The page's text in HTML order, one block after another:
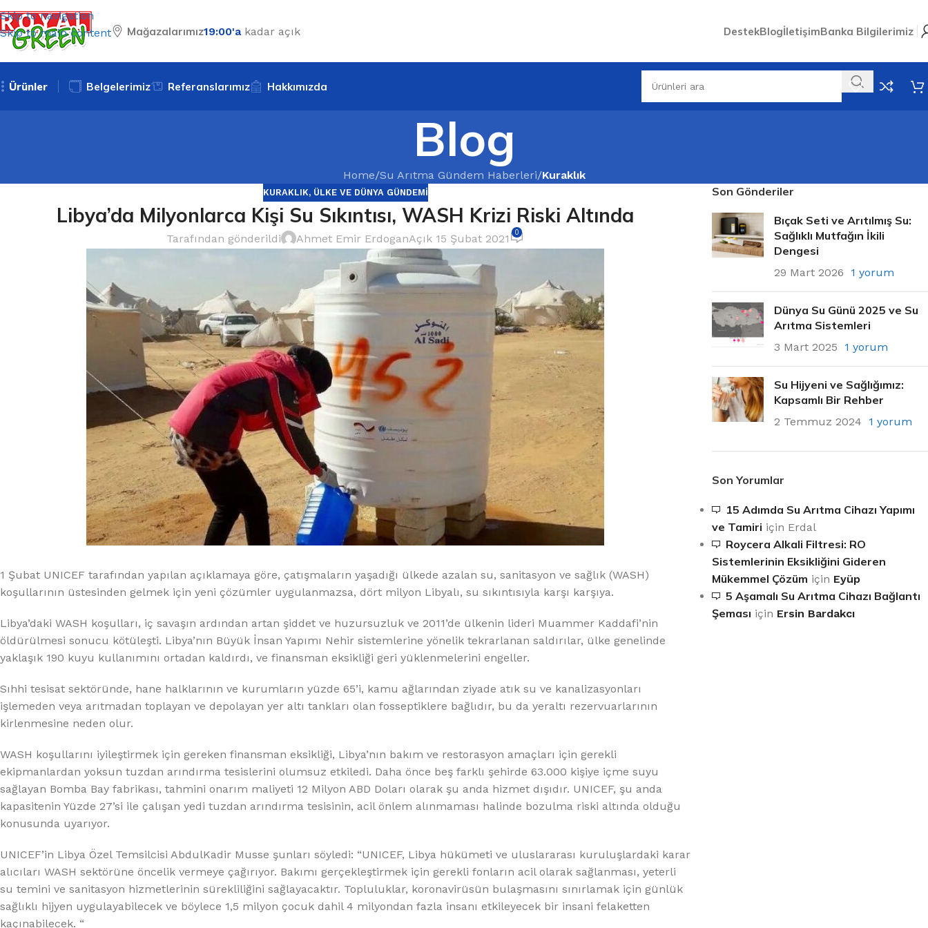
Skip to navigation
Skip to main content
Mağazalarımız19:00'a kadar açık DestekBlogİletişimBanka Bilgilerimiz
Ürünler
Lux Plus Serisi
Ev tipi su arıtma cihazları
%10 INDIRIM
Softlime Serisi
Evtipi su arıtma cihazları
%10 INDIRIM %10 INDIRIM
Belgelerimiz Referanslarımız Hakkımızda
Blog
Home/Su Arıtma Gündem Haberleri/Kuraklık
KURAKLIK, ÜLKE VE DÜNYA GÜNDEMI
Libya’da Milyonlarca Kişi Su Sıkıntısı, WASH Krizi Riski Altında
Tarafından gönderildi Ahmet Emir ErdoganAçık 15 Şubat 2021 0
1 Şubat UNICEF tarafından yapılan açıklamaya göre, çatışmaların yaşadığı ülkede azalan su, sanitasyon ve sağlık (WASH)
koşullarının üstesinden gelmek için yeni çözümler uygulanmazsa, dört milyon Libyalı, su sıkıntısıyla karşı karşıya.
Libya’daki WASH koşulları, iç savaşın ardından artan şiddet ve huzursuzluk ve 2011’de ülkenin lideri Muammer Kaddafi’nin
öldürülmesi sonucu kötüleşti. Libya’nın Büyük İnsan Yapımı Nehir sistemlerine yönelik tekrarlanan saldırılar, ülke genelinde
yaklaşık 190 kuyu kullanımını ortadan kaldırdı, ve finansman eksikliği geri yüklenmelerini engeller.
Sıhhi tesisat sektöründe, hane halklarının ve kurumların yüzde 65’i, kamu ağlarından ziyade atık su ve kanalizasyonları
işlemeden veya arıtmadan toplayan ve depolayan yer altı tankları olan fosseptiklere bağlıdır, bu da yeraltı rezervuarlarının
kirlenmesine neden olur.
WASH koşullarını iyileştirmek için gereken finansman eksikliği, Libya’nın bakım ve restorasyon amaçları için gerekli
ekipmanlardan yoksun tuzdan arındırma tesislerini olumsuz etkiledi. Daha önce beş farklı şehirde 63.000 kişiye içme suyu
sağlayan Bomba Bay fabrikası, tahmini onarım maliyeti 12 Milyon ABD Doları olarak şu anda hizmet dışıdır. UNICEF, şu anda
kapasitenin Yüzde 27’si ile çalışan yedi tuzdan arındırma tesisinin, acil önlem alınmaması halinde bozulma riski altında olduğu
konusunda uyarıyor.
UNICEF’in Libya Özel Temsilcisi AbdulKadir Musse şunları söyledi: “UNICEF, Libya hükümeti ve uluslararası kuruluşlardaki karar
alıcıları WASH sektörüne öncelik vermeye çağırıyor. Bakımı gerçekleştirmek için gerekli fonların acil olarak sağlanması, yeterli
su temini ve sanitasyon hizmetlerinin sürekliliğini sağlayacaktır. Topluluklar, koronavirüsün bulaşmasını sınırlamak için günlük
sağlıklı hijyen uygulayabilecek ve böylece 1,5 milyon çocuk dahil 4 milyondan fazla insanı etkileyecek bir insani felaketten
kaçınabilecek. “
Son Gönderiler
Bıçak Seti ve Arıtılmış Su:
Sağlıklı Mutfağın İkili
Dengesi
29 Mart 2026 1 yorum
Dünya Su Günü 2025 ve Su
Arıtma Sistemleri
3 Mart 2025 1 yorum
Su Hijyeni ve Sağlığımız:
Kapsamlı Bir Rehber
2 Temmuz 2024 1 yorum
Son Yorumlar
15 Adımda Su Arıtma Cihazı Yapımı
ve Tamiri için Erdal
Roycera Alkali Filtresi: RO
Sistemlerinin Eksikliğini Gideren
Mükemmel Çözüm için Eyüp
5 Aşamalı Su Arıtma Cihazı Bağlantı
Şeması için Ersin Bardakcı